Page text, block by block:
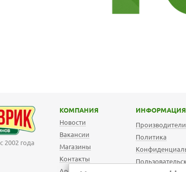
2002 года
КОМПАНИЯ
Новости
Вакансии
Магазины
Контакты
ИНФОРМАЦИЯ
Производители
Политика